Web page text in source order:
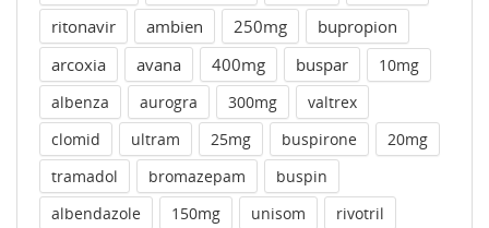
ritonavir
ambien 250mg
bupropion
arcoxia
avana 400mg buspar
10mg
albenza
aurogra 300mg
valtrex
clomid
ultram 25mg buspirone
20mg
tramadol
bromazepam
buspin
albendazole
150mg unisom
rivotril